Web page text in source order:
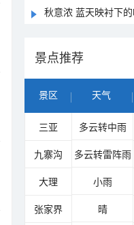
秋意浓 蓝天映衬下
景点推荐
景区 天气
三亚 多云转中雨
九寨沟 多云转雷阵雨
大理 小雨
张家界 晴